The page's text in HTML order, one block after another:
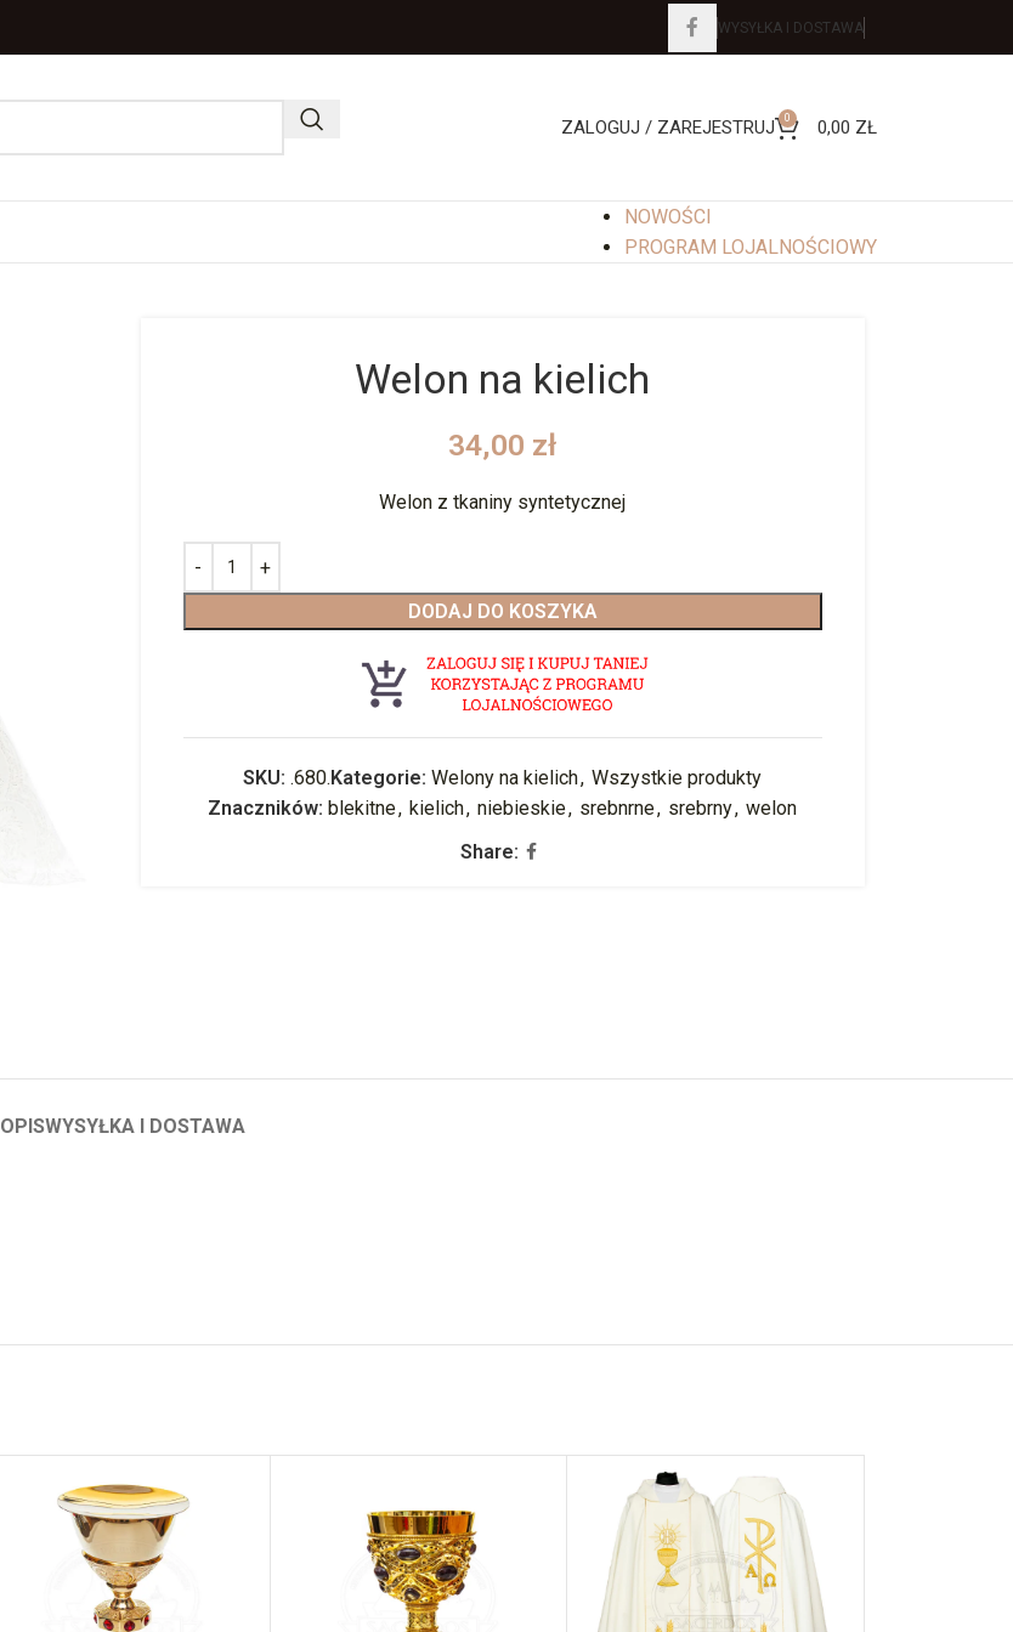
WYSYŁKA I DOSTAWA
ZALOGUJ / ZAREJESTRUJ 0 0,00 ZŁ
NOWOŚCI
PROGRAM LOJALNOŚCIOWY
Welon na kielich
34,00 zł
Welon z tkaniny syntetycznej
DODAJ DO KOSZYKA
SKU: .680.Kategorie: Welony na kielich, Wszystkie produkty
Znaczników: blekitne, kielich, niebieskie, srebnrne, srebrny, welon
Share:
OPISWYSYŁKA I DOSTAWA